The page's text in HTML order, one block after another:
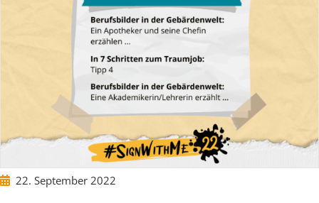
22. September 2022